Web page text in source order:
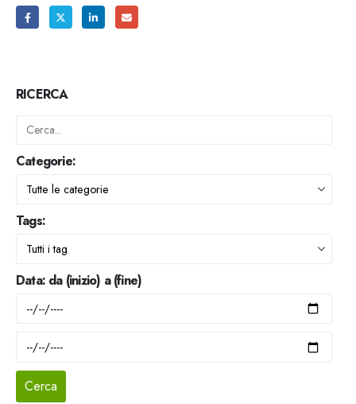
RICERCA
Categorie:
Tags:
Data: da (inizio) a (fine)